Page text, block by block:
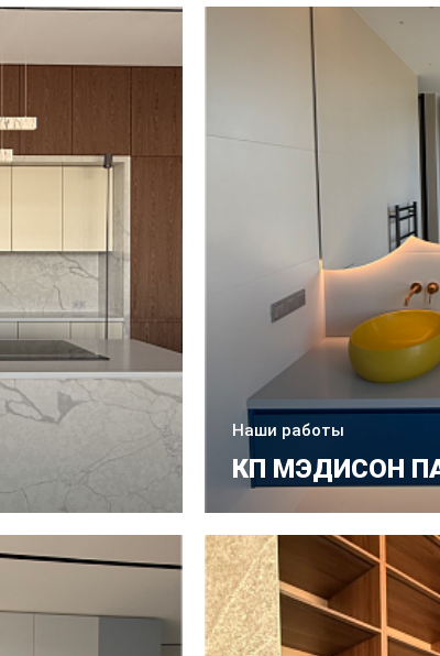
Наши работы
КП МЭДИСОН